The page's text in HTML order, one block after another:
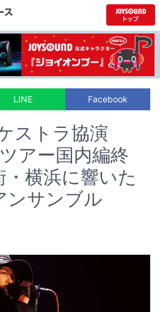
LINE Facebook
ストラ協演
アー国内編終
・横浜に響いた
ンサンブル